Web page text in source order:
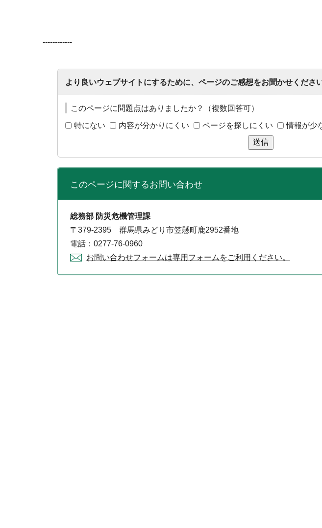
------------
より良いウェブサイトにするために、ページのご感想をお聞かせください
このページに問題点はありましたか？（複数回答可）
特にない 内容が分かりにくい ページを探しにくい 情報が少
送信
このページに関するお問い合わせ
総務部 防災危機管理課
〒379-2395 群馬県みどり市笠懸町鹿2952番地
電話：0277-76-0960
お問い合わせフォームは専用フォームをご利用ください。